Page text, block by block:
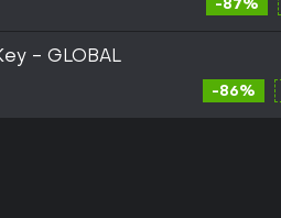
-87%
- GLOBAL
-86%